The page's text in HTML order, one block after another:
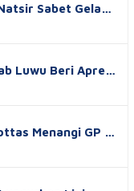
Sabet Gela…
Luwu Beri Apre…
Menangi GP …